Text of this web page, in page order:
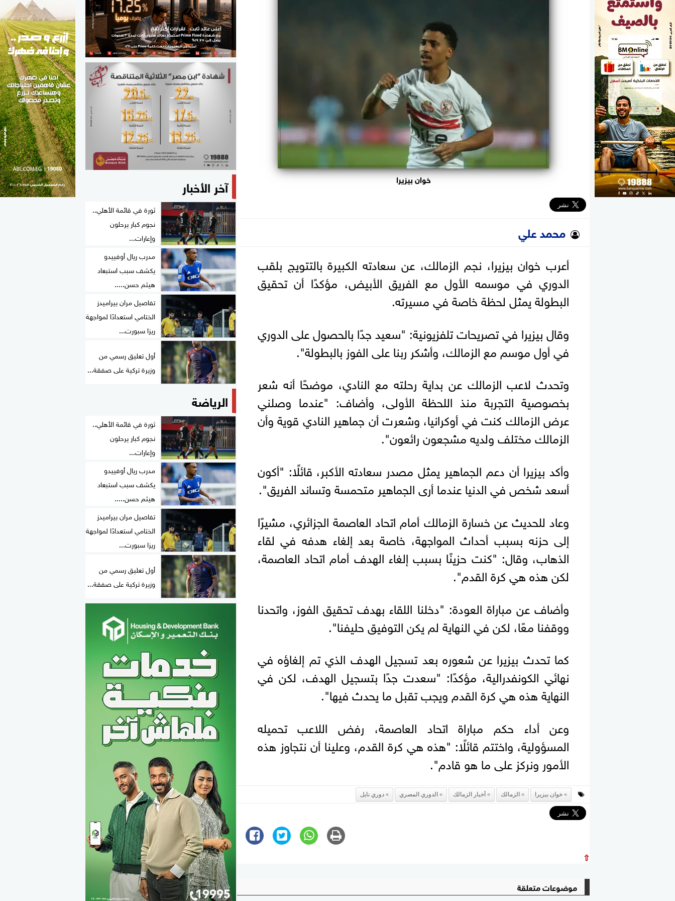
مواهب مصر
خوان بيزيرا
محمد علي
أعرب خوان بيزيرا، نجم الزمالك، عن سعادته الكبيرة بالتتويج بلقب
الدوري في موسمه الأول مع الفريق الأبيض، مؤكدًا أن تحقيق
البطولة يمثل لحظة خاصة في مسيرته.
وقال بيزيرا في تصريحات تلفزيونية: "سعيد جدًا بالحصول على الدوري
في أول موسم مع الزمالك، وأشكر ربنا على الفوز بالبطولة".
وتحدث لاعب الزمالك عن بداية رحلته مع النادي، موضحًا أنه شعر
بخصوصية التجربة منذ اللحظة الأولى، وأضاف: "عندما وصلني
عرض الزمالك كنت في أوكرانيا، وشعرت أن جماهير النادي قوية وأن
الزمالك مختلف ولديه مشجعون رائعون".
وأكد بيزيرا أن دعم الجماهير يمثل مصدر سعادته الأكبر، قائلًا: "أكون
أسعد شخص في الدنيا عندما أرى الجماهير متحمسة وتساند الفريق".
وعاد للحديث عن خسارة الزمالك أمام اتحاد العاصمة الجزائري، مشيرًا
إلى حزنه بسبب أحداث المواجهة، خاصة بعد إلغاء هدفه في لقاء
الذهاب، وقال: "كنت حزينًا بسبب إلغاء الهدف أمام اتحاد العاصمة،
لكن هذه هي كرة القدم".
وأضاف عن مباراة العودة: "دخلنا اللقاء بهدف تحقيق الفوز، واتحدنا
ووقفنا معًا، لكن في النهاية لم يكن التوفيق حليفنا".
كما تحدث بيزيرا عن شعوره بعد تسجيل الهدف الذي تم إلغاؤه في
نهائي الكونفدرالية، مؤكدًا: "سعدت جدًا بتسجيل الهدف، لكن في
النهاية هذه هي كرة القدم ويجب تقبل ما يحدث فيها".
وعن أداء حكم مباراة اتحاد العاصمة، رفض اللاعب تحميله
المسؤولية، واختتم قائلًا: "هذه هي كرة القدم، وعلينا أن نتجاوز هذه
الأمور ونركز على ما هو قادم".
خوان بيزيرا الزمالك أخبار الزمالك الدوري المصري دوري نايل
⇧
موضوعات متعلقة
آخر الأخبار
ثورة في قائمة الأهلي..
نجوم كبار يرحلون
وإعارات...
مدرب ريال أوفييدو
يكشف سبب استبعاد
هيثم حسن.....
تفاصيل مران بيراميدز
الختامي استعدادًا لمواجهة
ريزا سبورت...
أول تعليق رسمي من
وزيرة تركية على صفقة...
الرياضة
ثورة في قائمة الأهلي..
نجوم كبار يرحلون
وإعارات...
مدرب ريال أوفييدو
يكشف سبب استبعاد
هيثم حسن.....
تفاصيل مران بيراميدز
الختامي استعدادًا لمواجهة
ريزا سبورت...
أول تعليق رسمي من
وزيرة تركية على صفقة...